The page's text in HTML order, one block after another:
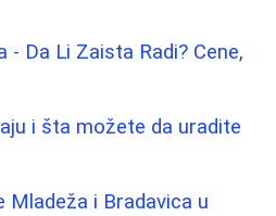
- Da Li Zaista Radi? Cene,
i šta možete da uradite
Mladeža i Bradavica u